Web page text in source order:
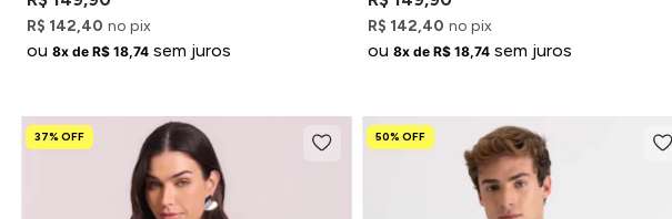
R$ 142,40 no pix
ou8x de R$ 18,74 sem juros
R$ 142,40 no pix
ou8x de R$ 18,74 sem juros
37% OFF 50% OFF